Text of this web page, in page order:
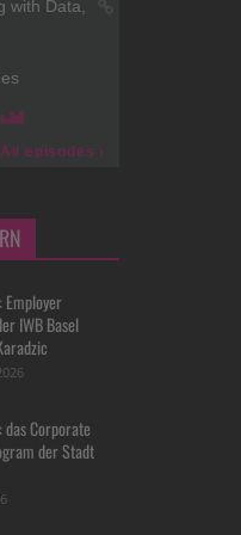
IWB Basel
Corporate
der Stadt